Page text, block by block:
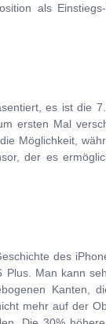
als
es ist die
ersten Mal
Möglichkeit,
der es
des
Man kann
Kanten,
mehr auf der